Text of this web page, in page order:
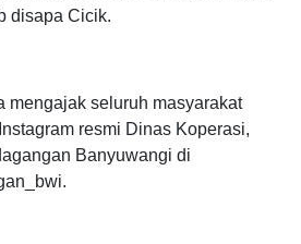
disapa Cicik.
mengajak seluruh masyarakat
resmi Dinas Koperasi,
Banyuwangi di